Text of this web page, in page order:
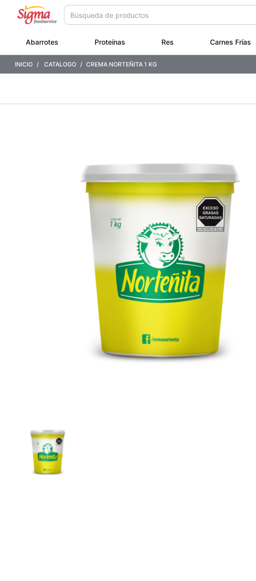
contenido
navegaciónAbarrotes Proteínas Res Carnes Frías
INICIO CATALOGO CREMA NORTEÑITA 1 KG